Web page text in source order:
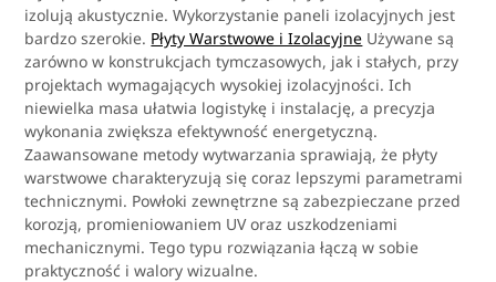
izolują akustycznie. Wykorzystanie paneli izolacyjnych jest
bardzo szerokie. Płyty Warstwowe i Izolacyjne Używane są
zarówno w konstrukcjach tymczasowych, jak i stałych, przy
projektach wymagających wysokiej izolacyjności. Ich
niewielka masa ułatwia logistykę i instalację, a precyzja
wykonania zwiększa efektywność energetyczną.
Zaawansowane metody wytwarzania sprawiają, że płyty
warstwowe charakteryzują się coraz lepszymi parametrami
technicznymi. Powłoki zewnętrzne są zabezpieczane przed
korozją, promieniowaniem UV oraz uszkodzeniami
mechanicznymi. Tego typu rozwiązania łączą w sobie
praktyczność i walory wizualne.